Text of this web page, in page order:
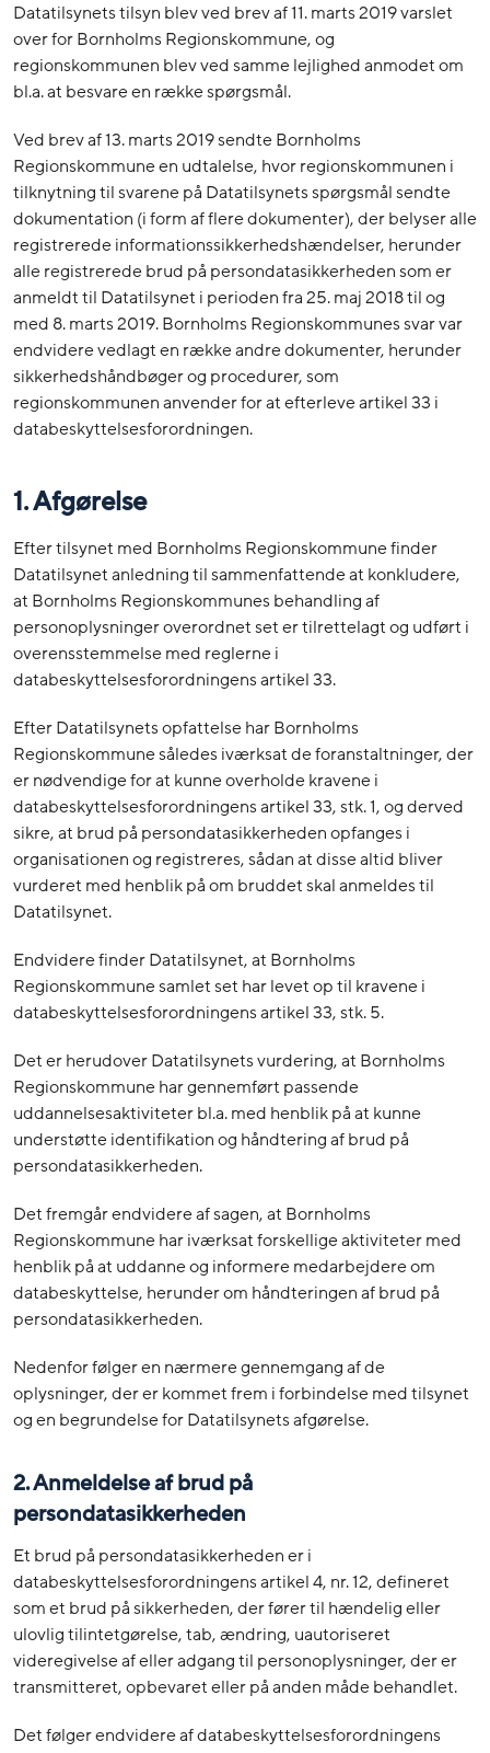
Datatilsynets tilsyn blev ved brev af 11. marts 2019 varslet
over for Bornholms Regionskommune, og
regionskommunen blev ved samme lejlighed anmodet om
bl.a. at besvare en række spørgsmål.
Ved brev af 13. marts 2019 sendte Bornholms
Regionskommune en udtalelse, hvor regionskommunen i
tilknytning til svarene på Datatilsynets spørgsmål sendte
dokumentation (i form af flere dokumenter), der belyser alle
registrerede informationssikkerhedshændelser, herunder
alle registrerede brud på persondatasikkerheden som er
anmeldt til Datatilsynet i perioden fra 25. maj 2018 til og
med 8. marts 2019. Bornholms Regionskommunes svar var
endvidere vedlagt en række andre dokumenter, herunder
sikkerhedshåndbøger og procedurer, som
regionskommunen anvender for at efterleve artikel 33 i
databeskyttelsesforordningen.
1.Afgørelse
Efter tilsynet med Bornholms Regionskommune finder
Datatilsynet anledning til sammenfattende at konkludere,
at Bornholms Regionskommunes behandling af
personoplysninger overordnet set er tilrettelagt og udført i
overensstemmelse med reglerne i
databeskyttelsesforordningens artikel 33.
Efter Datatilsynets opfattelse har Bornholms
Regionskommune således iværksat de foranstaltninger, der
er nødvendige for at kunne overholde kravene i
databeskyttelsesforordningens artikel 33, stk. 1, og derved
sikre, at brud på persondatasikkerheden opfanges i
organisationen og registreres, sådan at disse altid bliver
vurderet med henblik på om bruddet skal anmeldes til
Datatilsynet.
Endvidere finder Datatilsynet, at Bornholms
Regionskommune samlet set har levet op til kravene i
databeskyttelsesforordningens artikel 33, stk. 5.
Det er herudover Datatilsynets vurdering, at Bornholms
Regionskommune har gennemført passende
uddannelsesaktiviteter bl.a. med henblik på at kunne
understøtte identifikation og håndtering af brud på
persondatasikkerheden.
Det fremgår endvidere af sagen, at Bornholms
Regionskommune har iværksat forskellige aktiviteter med
henblik på at uddanne og informere medarbejdere om
databeskyttelse, herunder om håndteringen af brud på
persondatasikkerheden.
Nedenfor følger en nærmere gennemgang af de
oplysninger, der er kommet frem i forbindelse med tilsynet
og en begrundelse for Datatilsynets afgørelse.
2. Anmeldelse af brud på
persondatasikkerheden
Et brud på persondatasikkerheden er i
databeskyttelsesforordningens artikel 4, nr. 12, defineret
som et brud på sikkerheden, der fører til hændelig eller
ulovlig tilintetgørelse, tab, ændring, uautoriseret
videregivelse af eller adgang til personoplysninger, der er
transmitteret, opbevaret eller på anden måde behandlet.
Det følger endvidere af databeskyttelsesforordningens